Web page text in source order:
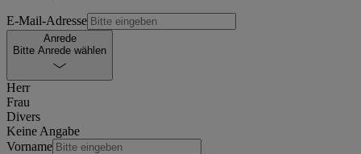
E-Mail-Adresse
Anrede
Bitte Anrede wählen
Herr
Frau
Divers
Keine Angabe
Vorname